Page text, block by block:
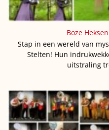
Boze
Stap in een wereld van
Stelten! Hun
uitstraling